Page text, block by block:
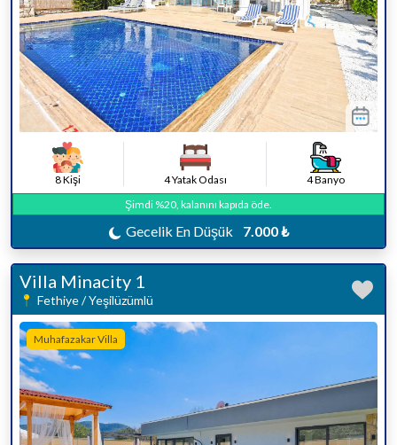
8 Kişi 4 Yatak Odası
4 Banyo
Şimdi %20, kalanını kapıda öde.
Gecelik En Düşük 7.000 ₺
Villa Minacity 1
Fethiye / Yeşilüzümlü
Muhafazakar Villa